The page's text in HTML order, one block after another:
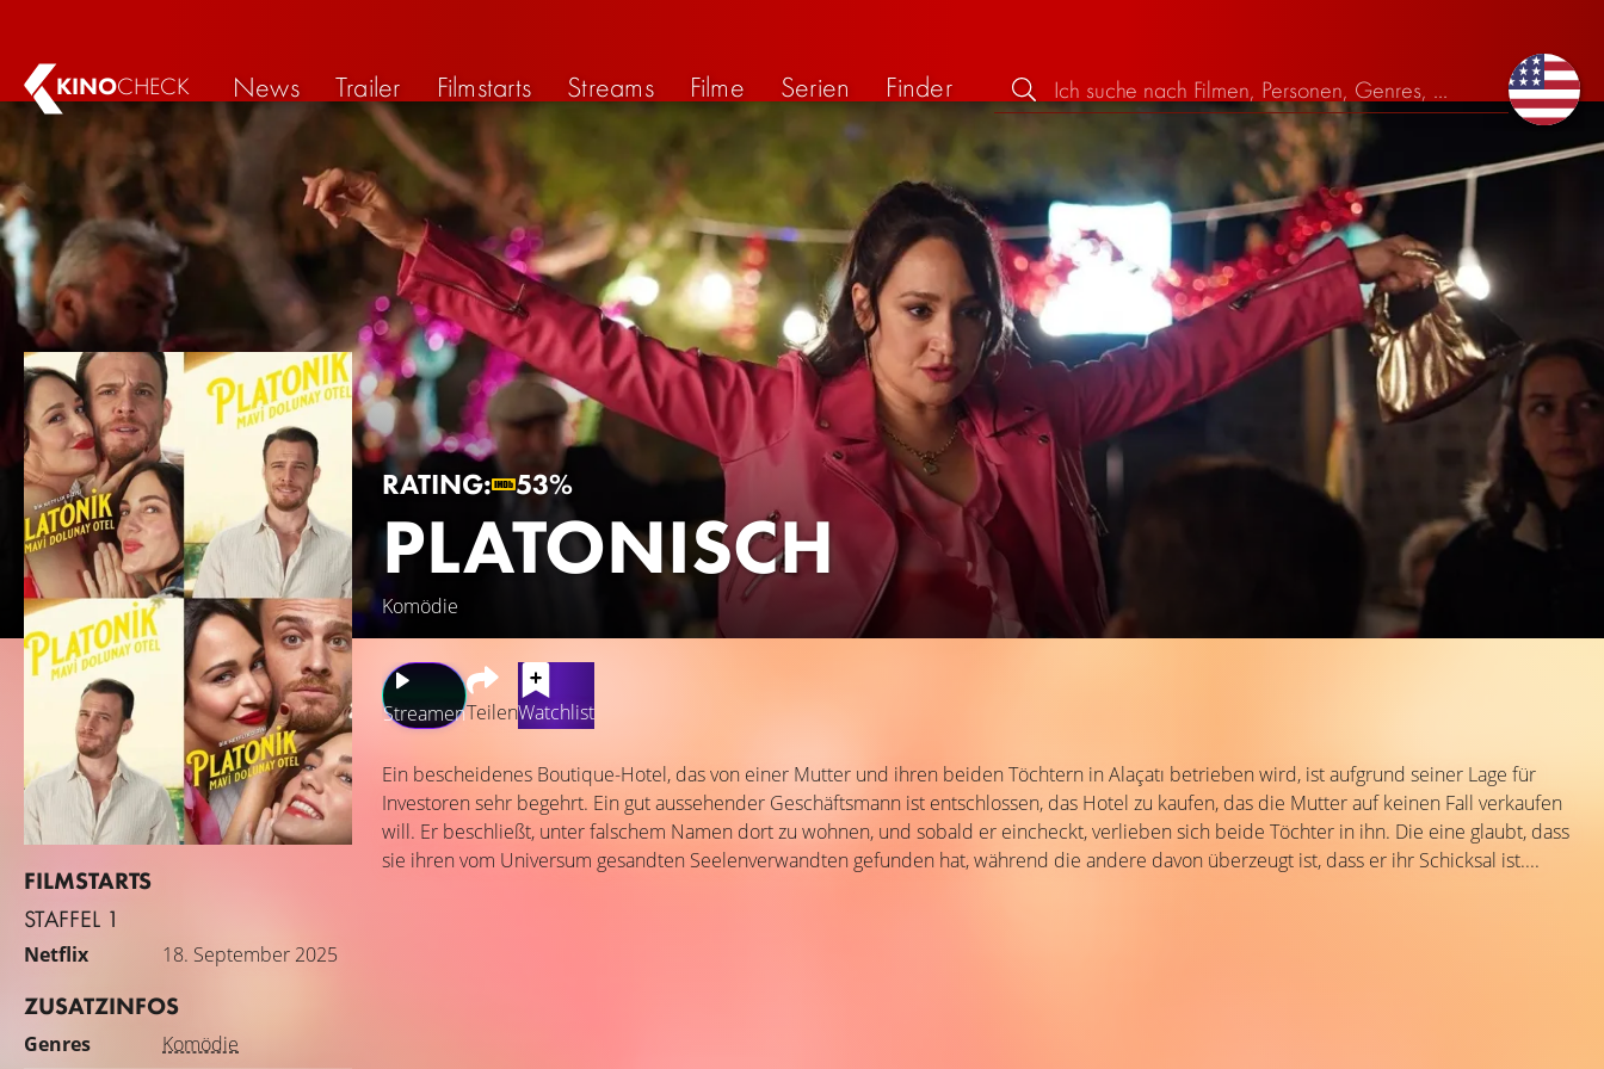
KINOCHECK News Trailer Filmstarts Streams Filme Serien Finder
RATING: 53%
PLATONISCH
Komödie
FILMSTARTS
STAFFEL 1
Netflix 18. September 2025
ZUSATZINFOS
Genres Komödie
StreamenTeilenWatchlist
Ein bescheidenes Boutique-Hotel, das von einer Mutter und ihren beiden Töchtern in Alaçatı betrieben wird, ist aufgrund seiner Lage für
Investoren sehr begehrt. Ein gut aussehender Geschäftsmann ist entschlossen, das Hotel zu kaufen, das die Mutter auf keinen Fall verkaufen
will. Er beschließt, unter falschem Namen dort zu wohnen, und sobald er eincheckt, verlieben sich beide Töchter in ihn. Die eine glaubt, dass
sie ihren vom Universum gesandten Seelenverwandten gefunden hat, während die andere davon überzeugt ist, dass er ihr Schicksal ist....